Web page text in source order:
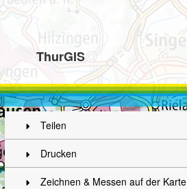
ThurGIS
Teilen
Drucken
Zeichnen & Messen auf der Karte